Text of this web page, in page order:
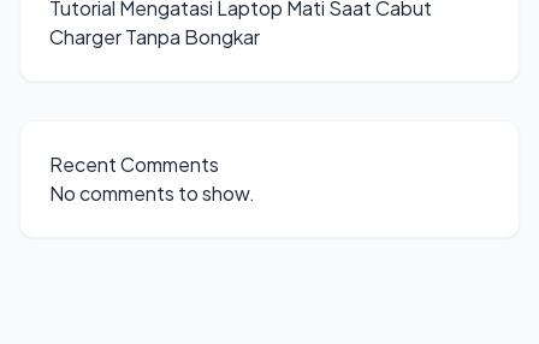
Tutorial Mengatasi Laptop Mati Saat Cabut
Charger Tanpa Bongkar
Recent Comments
No comments to show.